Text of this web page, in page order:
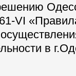
VI
в